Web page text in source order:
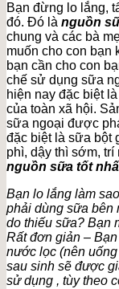
Bạn đừng lo lắng,
đó. Đó là nguồn
chung và các bà
muốn cho con bạn
bạn cần cho con
chế sử dụng sữa
hiện nay đặc biệt
của toàn xã hội.
sữa ngoại được
đặc biệt là sữa bột
phì, dậy thì sớm,
nguồn sữa tốt
Bạn lo lắng làm
phải dùng sữa bên
do thiếu sữa? Bạn
Rất đơn giản –
nước lọc (nên
sau sinh sẽ được
sử dụng , tùy theo